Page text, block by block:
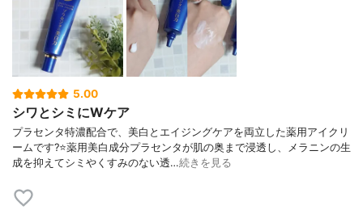
5.00
シワとシミにWケア
プラセンタ特濃配合で、美白とエイジングケアを両立した薬用アイクリ
ームです?⭐薬用美白成分プラセンタが肌の奥まで浸透し、メラニンの生
成を抑えてシミやくすみのない透…続きを見る